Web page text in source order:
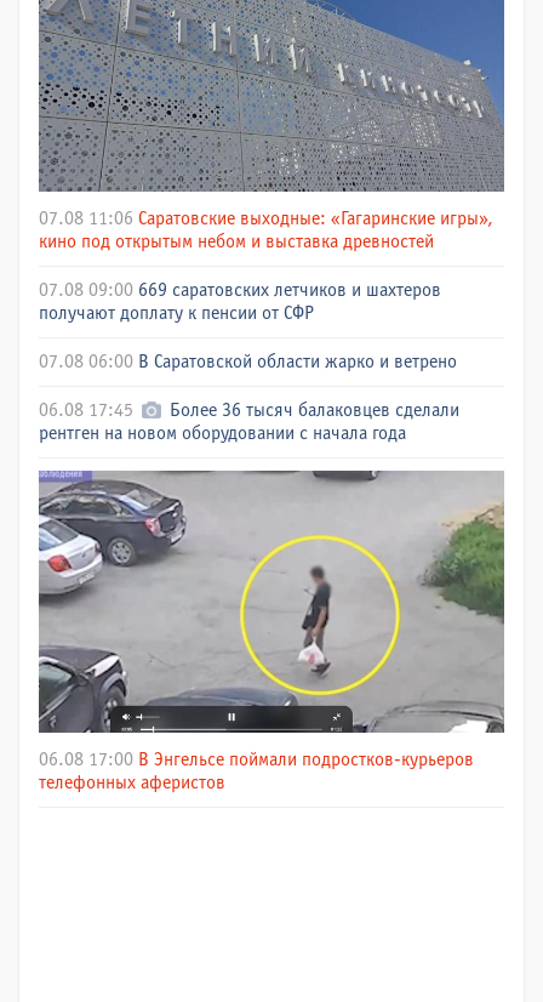
07.08 11:06 Саратовские выходные: «Гагаринские игры»,
кино под открытым небом и выставка древностей
07.08 09:00 669 саратовских летчиков и шахтеров
получают доплату к пенсии от СФР
07.08 06:00 В Саратовской области жарко и ветрено
06.08 17:45
Более 36 тысяч балаковцев сделали
рентген на новом оборудовании с начала года
06.08 17:00 В Энгельсе поймали подростков-курьеров
телефонных аферистов